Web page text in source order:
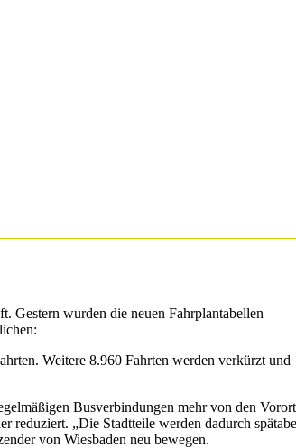
wurden die neuen Fahrplantabellen
Weitere 8.960 Fahrten werden verkürzt und
Busverbindungen mehr von den
„Die Stadtteile werden dadurch
von Wiesbaden neu bewegen.